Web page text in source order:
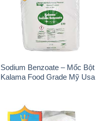
Sodium Benzoate – Mốc Bột
Kalama Food Grade Mỹ Usa